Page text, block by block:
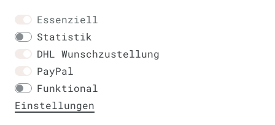
Essenziell
Statistik
DHL Wunschzustellung
PayPal
Funktional
Einstellungen